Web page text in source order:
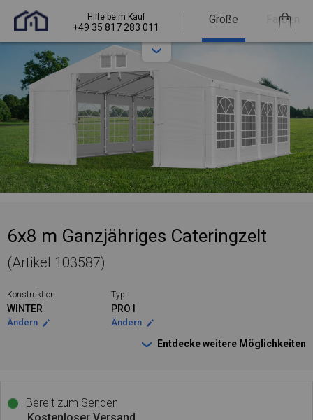
Hilfe beim Kauf
+49 35 817 283 011
Größe Farben
6x8 m Ganzjähriges Cateringzelt
(Artikel 103587)
Konstruktion
WINTER
Ändern
Typ
PRO I
Ändern
Entdecke weitere Möglichkeiten
Bereit zum Senden